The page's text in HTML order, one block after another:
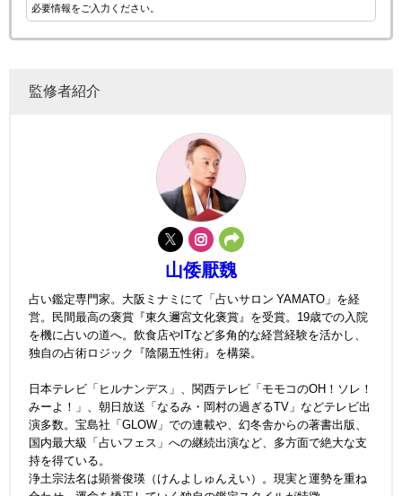
必要情報をご入力ください。
監修者紹介
山倭厭魏
占い鑑定専門家。大阪ミナミにて「占いサロン YAMATO」を経
営。民間最高の褒賞『東久邇宮文化褒賞』を受賞。19歳での入院
を機に占いの道へ。飲食店やITなど多角的な経営経験を活かし、
独自の占術ロジック『陰陽五性術』を構築。
日本テレビ「ヒルナンデス」、関西テレビ「モモコのOH！ソレ！
みーよ！」、朝日放送「なるみ・岡村の過ぎるTV」などテレビ出
演多数。宝島社「GLOW」での連載や、幻冬舎からの著書出版、
国内最大級「占いフェス」への継続出演など、多方面で絶大な支
持を得ている。
浄土宗法名は顕誉俊瑛（けんよしゅんえい）。現実と運勢を重ね